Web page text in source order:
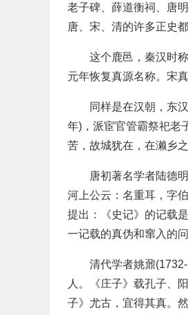
老子碑、薛道衡祠、唐
唐、宋、清的许多正史
这个鹿邑，秦汉时
元年恢复真源名称。宋
同样是在汉朝，东
年)，派宦官管霸祭祀老
苦，故城犹在，在濑乡
唐初著名学者陆德
河上公云：名重耳，字
提出：《史记》的记载
一记载的真伪和窜入的
清代学者姚鼐
人。《庄子》载孔子、
子》尤古，宜得其真。